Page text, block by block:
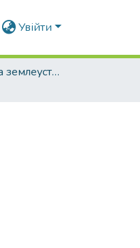
Увійти
193 Геодезія та землеустрій. Геоінформаційні системи і технології